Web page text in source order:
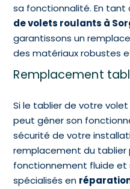
sa fonctionnalité. En tant
de volets roulants à
garantissons un
des matériaux robustes
Remplacement
Si le tablier de votre
peut gêner son
sécurité de votre
remplacement du tablier
fonctionnement fluide et
spécialisés en